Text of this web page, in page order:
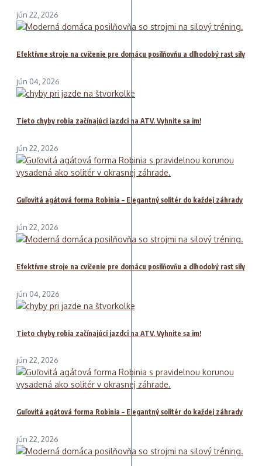
jún 22, 2026
Efektívne stroje na cvičenie pre domácu posilňovňu a dlhodobý rast sily
jún 04, 2026
Tieto chyby robia začínajúci jazdci na ATV. Vyhnite sa im!
jún 22, 2026
Guľovitá agátová forma Robinia – Elegantný solitér do každej záhrady
jún 22, 2026
Efektívne stroje na cvičenie pre domácu posilňovňu a dlhodobý rast sily
jún 04, 2026
Tieto chyby robia začínajúci jazdci na ATV. Vyhnite sa im!
jún 22, 2026
Guľovitá agátová forma Robinia – Elegantný solitér do každej záhrady
jún 22, 2026